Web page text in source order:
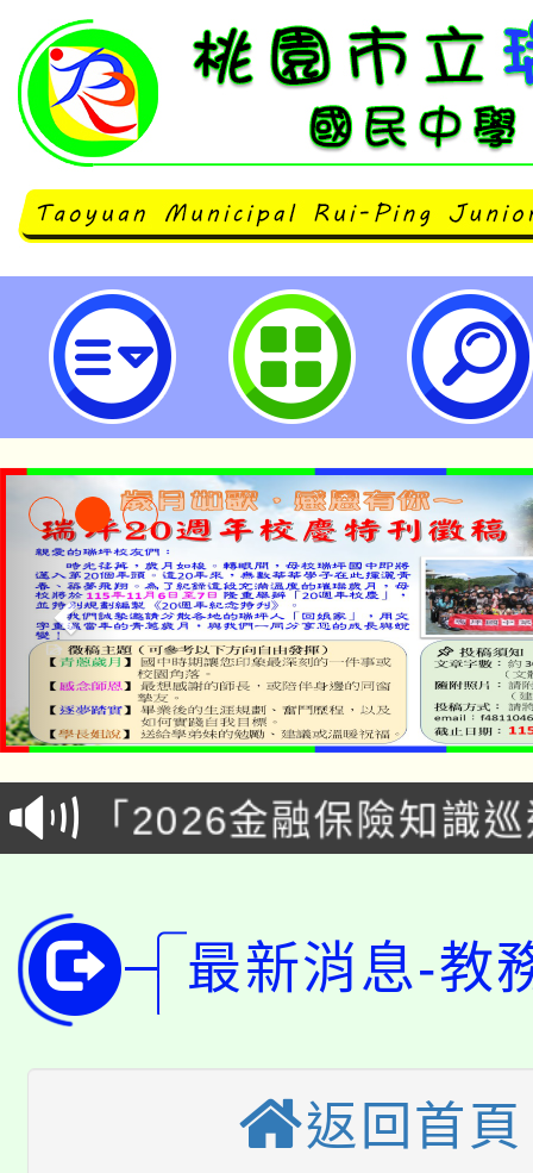
國立中央大學台灣電影研究中心辦
是最接近的樣子》教具包分享會」
民中學
淨零綠領人才培育課程
公告本校115學年度第
代理(課)教師甄選結果
「2026金融保險知識
桃園市115學年度學生
生本土語及新住民語歌
公告本校115學年度第
代理(課)教師甄選結果(
公告本校115學年度第
《TA101》溝通分析基
轉知苗栗縣政府辦理
桃園市115學年度學生
最新消息-教
返回首頁